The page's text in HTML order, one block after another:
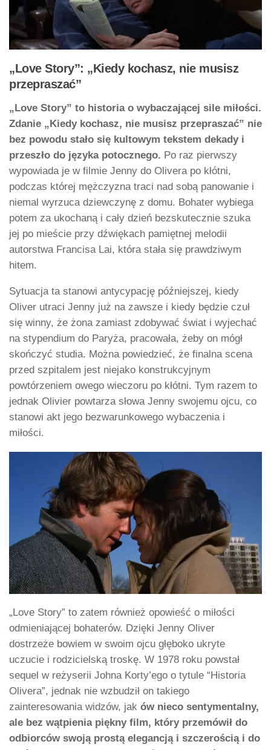
„Love Story”: „Kiedy kochasz, nie musisz
przepraszać”
„Love Story” to historia o wybaczającej sile miłości.
Zdanie „Kiedy kochasz, nie musisz przepraszać” nie
bez powodu stało się kultowym tekstem dekady i
przeszło do języka potocznego. Po raz pierwszy
wypowiada je w filmie Jenny do Olivera po kłótni,
podczas której mężczyzna traci nad sobą panowanie i
niemal wyrzuca dziewczynę z domu. Bohater wybiega
potem za ukochaną i cały dzień bezskutecznie szuka
jej po mieście przy dźwiękach pamiętnej melodii
autorstwa Francisa Lai, która stała się prawdziwym
hitem.
Sytuacja ta stanowi antycypację późniejszej, kiedy
Oliver utraci Jenny już na zawsze i kiedy będzie czuł
się winny, że żona zamiast zdobywać świat i wyjechać
na stypendium do Paryża, pracowała, żeby on mógł
skończyć studia. Można powiedzieć, że finalna scena
przed szpitalem jest niejako konstrukcyjnym
powtórzeniem owego wieczoru po kłótni. Tym razem to
jednak Olivier powtarza słowa Jenny swojemu ojcu, co
stanowi akt jego bezwarunkowego wybaczenia i
miłości.
„Love Story” to zatem również opowieść o miłości
odmieniającej bohaterów. Dzięki Jenny Oliver
dostrzeże bowiem w swoim ojcu głęboko ukryte
uczucie i rodzicielską troskę. W 1978 roku powstał
sequel w reżyserii Johna Korty’ego o tytule “Historia
Olivera”, jednak nie wzbudził on takiego
zainteresowania widzów, jak ów nieco sentymentalny,
ale bez wątpienia piękny film, który przemówił do
odbiorców swoją prostą elegancją i szczerością i do